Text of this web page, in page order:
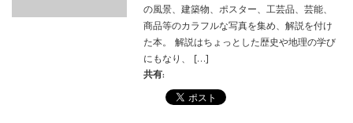
の風景、建築物、ポスター、工芸品、芸能、
商品等のカラフルな写真を集め、解説を付け
た本。 解説はちょっとした歴史や地理の学び
にもなり、 […]
共有: